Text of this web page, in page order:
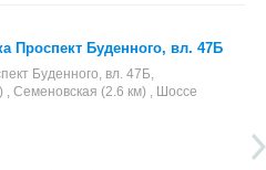
Проспект Буденного, вл. 47Б
Буденного, вл. 47Б,
, Семеновская (2.6 км) , Шоссе